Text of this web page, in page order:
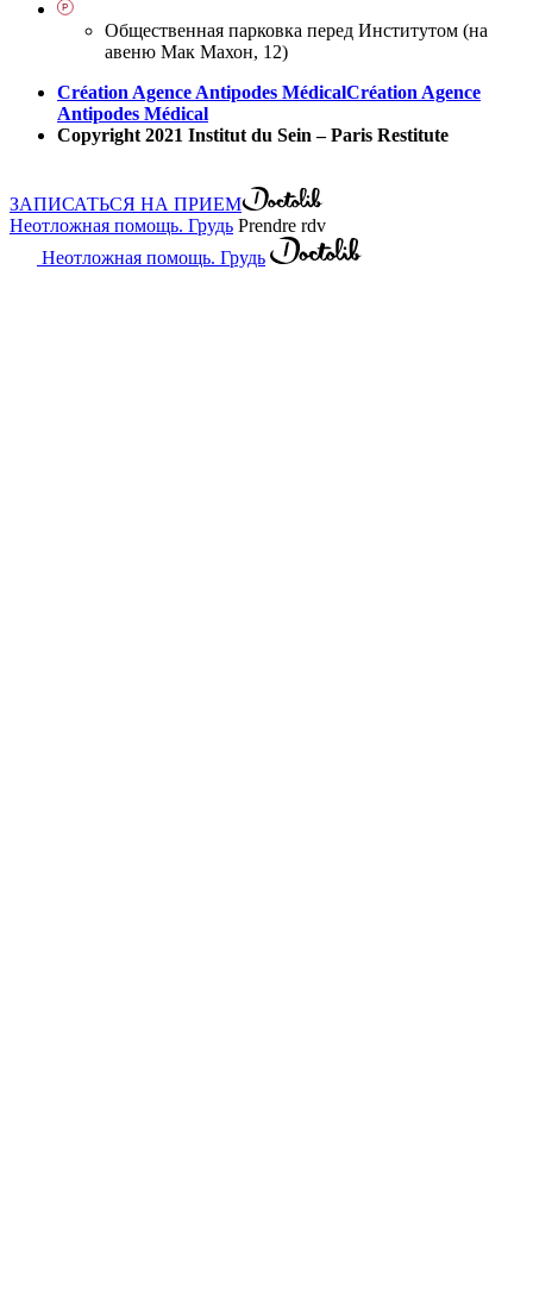
Общественная парковка перед Институтом (на
авеню Мак Махон, 12)
Création Agence Antipodes MédicalCréation Agence
Antipodes Médical
Copyright 2021 Institut du Sein – Paris Restitute
ЗАПИСАТЬСЯ НА ПРИЕМ
Неотложная помощь. Грудь Prendre rdv
Неотложная помощь. Грудь